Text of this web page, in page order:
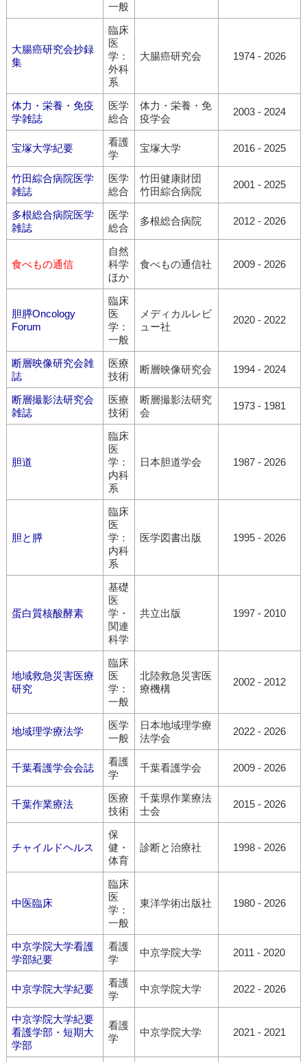
一般
大腸癌研究会抄録
集
臨床
医
学：
外科
系
大腸癌研究会 1974 - 2026
体力・栄養・免疫
学雑誌
医学
総合
体力・栄養・免
疫学会
2003 - 2024
宝塚大学紀要
看護
学
宝塚大学 2016 - 2025
竹田綜合病院医学
雑誌
医学
総合
竹田健康財団
竹田綜合病院
2001 - 2025
多根総合病院医学
雑誌
医学
総合
多根総合病院 2012 - 2026
食べもの通信
自然
科学
ほか
食べもの通信社 2009 - 2026
胆膵Oncology
Forum
臨床
医
学：
一般
メディカルレビ
ュー社
2020 - 2022
断層映像研究会雑
誌
医療
技術
断層映像研究会 1994 - 2024
断層撮影法研究会
雑誌
医療
技術
断層撮影法研究
会
1973 - 1981
胆道
臨床
医
学：
内科
系
日本胆道学会 1987 - 2026
胆と膵
臨床
医
学：
内科
系
医学図書出版 1995 - 2026
蛋白質核酸酵素
基礎
医
学・
関連
科学
共立出版 1997 - 2010
地域救急災害医療
研究
臨床
医
学：
一般
北陸救急災害医
療機構
2002 - 2012
地域理学療法学
医学
一般
日本地域理学療
法学会
2022 - 2026
千葉看護学会会誌
看護
学
千葉看護学会 2009 - 2026
千葉作業療法
医療
技術
千葉県作業療法
士会
2015 - 2026
チャイルドヘルス
保
健・
体育
診断と治療社 1998 - 2026
中医臨床
臨床
医
学：
一般
東洋学術出版社 1980 - 2026
中京学院大学看護
学部紀要
看護
学
中京学院大学 2011 - 2020
中京学院大学紀要
看護
学
中京学院大学 2022 - 2026
中京学院大学紀要
看護学部・短期大
学部
看護
学
中京学院大学 2021 - 2021